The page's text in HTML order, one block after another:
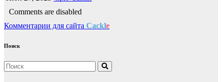
Comments are disabled
Комментарии для сайта Cackle
Поиск